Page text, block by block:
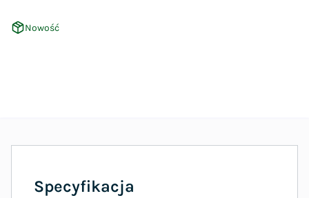
Nowość
Specyfikacja